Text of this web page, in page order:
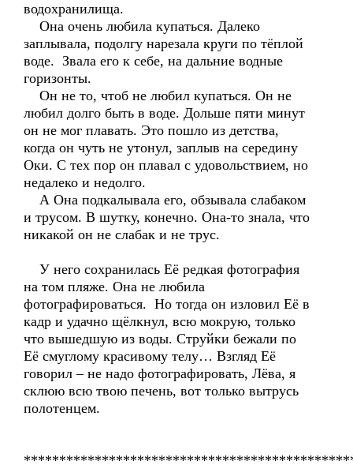
водохранилища.
Она очень любила купаться. Далеко
заплывала, подолгу нарезала круги по тёплой
воде. Звала его к себе, на дальние водные
горизонты.
Он не то, чтоб не любил купаться. Он не
любил долго быть в воде. Дольше пяти минут
он не мог плавать. Это пошло из детства,
когда он чуть не утонул, заплыв на середину
Оки. С тех пор он плавал с удовольствием, но
недалеко и недолго.
А Она подкалывала его, обзывала слабаком
и трусом. В шутку, конечно. Она-то знала, что
никакой он не слабак и не трус.
У него сохранилась Её редкая фотография
на том пляже. Она не любила
фотографироваться. Но тогда он изловил Её в
кадр и удачно щёлкнул, всю мокрую, только
что вышедшую из воды. Струйки бежали по
Её смуглому красивому телу… Взгляд Её
говорил – не надо фотографировать, Лёва, я
склюю всю твою печень, вот только вытрусь
полотенцем.